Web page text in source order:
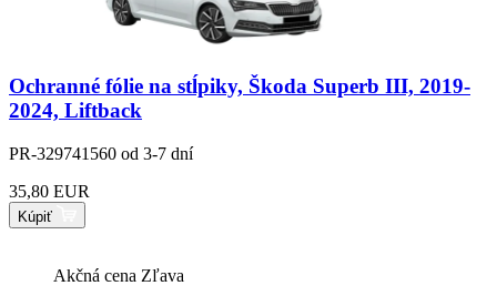
Ochranné fólie na stĺpiky, Škoda Superb III, 2019-
2024, Liftback
PR-329741560 od 3-7 dní
35,80 EUR
Kúpiť
Akčná cena Zľava